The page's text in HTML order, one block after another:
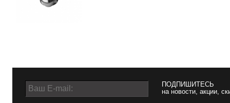
ПОДПИШИТЕСЬ
на новости, акции,